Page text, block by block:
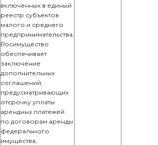
включенных в единый
реестр субъектов
малого и среднего
предпринимательства,
Росимущество
обеспечивает
заключение
дополнительных
соглашений,
предусматривающих
отсрочку уплаты
арендных платежей
по договорам аренды
федерального
имущества,